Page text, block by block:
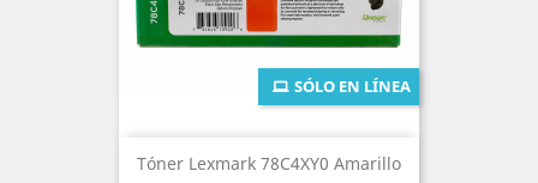
Tóner Lexmark 78C4XY0 Amarillo
SÓLO EN LÍNEA